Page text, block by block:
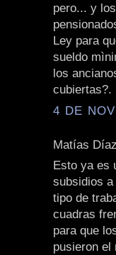
pero... y
Ley para
sueldo
los
cubiertas?.
4 DE
Matías
Esto ya es
subsidios
tipo de
cuadras
para que
pusieron el